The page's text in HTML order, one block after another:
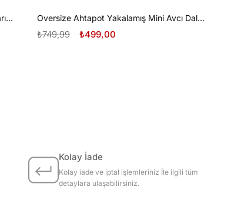
Oversize Tüplü Dalış ve Beyaz Diş tasarım unisex T-shirt Oversize Ahtapot Yakalamış Mini Avcı Dalgıç Tasarım unisex T-shirt
₺499,00
₺749,99
Kolay İade
Kolay iade ve iptal işlemleriniz İle ilgili tüm
detaylara ulaşabilirsiniz.